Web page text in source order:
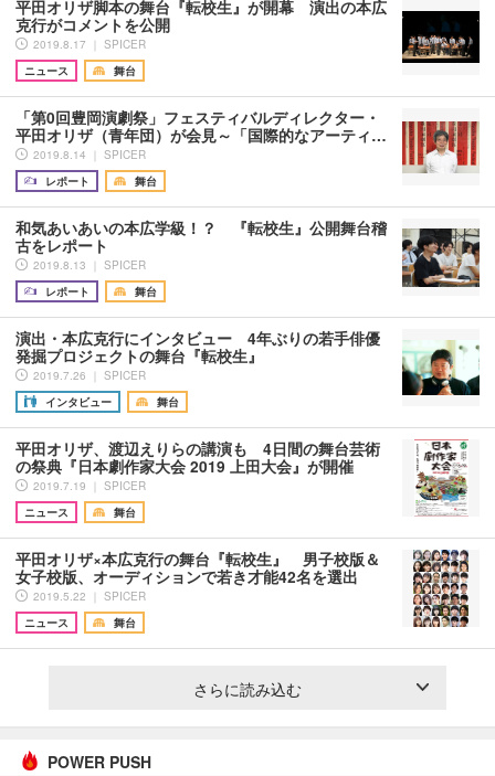
平田オリザ脚本の舞台『転校生』が開幕 演出の本広
克行がコメントを公開
2019.8.17 ｜ SPICER
ニュース
舞台
「第0回豊岡演劇祭」フェスティバルディレクター・
平田オリザ（青年団）が会見～「国際的なアーティ…
2019.8.14 ｜ SPICER
レポート
舞台
和気あいあいの本広学級！？ 『転校生』公開舞台稽
古をレポート
2019.8.13 ｜ SPICER
レポート
舞台
演出・本広克行にインタビュー 4年ぶりの若手俳優
発掘プロジェクトの舞台『転校生』
2019.7.26 ｜ SPICER
インタビュー
舞台
平田オリザ、渡辺えりらの講演も 4日間の舞台芸術
の祭典『日本劇作家大会 2019 上田大会』が開催
2019.7.19 ｜ SPICER
ニュース
舞台
平田オリザ×本広克行の舞台『転校生』 男子校版＆
女子校版、オーディションで若き才能42名を選出
2019.5.22 ｜ SPICER
ニュース
舞台
さらに読み込む
POWER PUSH